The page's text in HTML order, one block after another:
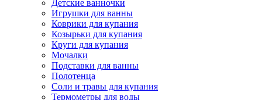
Детские ванночки
Игрушки для ванны
Коврики для купания
Козырьки для купания
Круги для купания
Мочалки
Подставки для ванны
Полотенца
Соли и травы для купания
Термометры для воды